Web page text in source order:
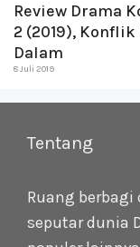
Review Drama
2 (2019),
Dalam
8 Juli 2019
Tentang
Ruang
seputar dunia